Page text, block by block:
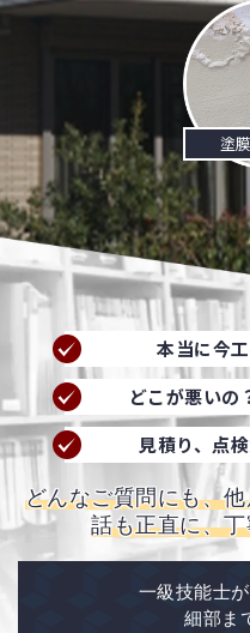
塗
本当に今
どこが悪いの
見積り、点
どんなご質問にも、
話も正直に、
一級技能士
細部ま